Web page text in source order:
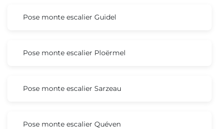
Pose monte escalier Guidel
Pose monte escalier Ploërmel
Pose monte escalier Sarzeau
Pose monte escalier Quéven